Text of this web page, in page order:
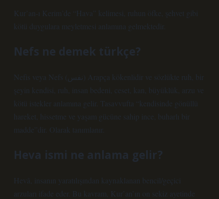
Kur’an-ı Kerim’de “Hava” kelimesi, ruhun öfke, şehvet gibi
kötü duygulara meyletmesi anlamına gelmektedir.
Nefs ne demek türkçe?
Nefis veya Nefs (نفس) Arapça kökenlidir ve sözlükte ruh, bir
şeyin kendisi, ruh, insan bedeni, ceset, kan, büyüklük, arzu ve
kötü istekler anlamına gelir. Tasavvufta “kendisinde gönüllü
hareket, hissetme ve yaşam gücüne sahip ince, buharlı bir
madde”dir. Olarak tanımlanır.
Heva ismi ne anlama gelir?
Hevâ, insanın yaratılışından kaynaklanan bencil/geçici
arzuları ifade eder. Bu kavram, Kur’an’ın on sekiz ayetinde